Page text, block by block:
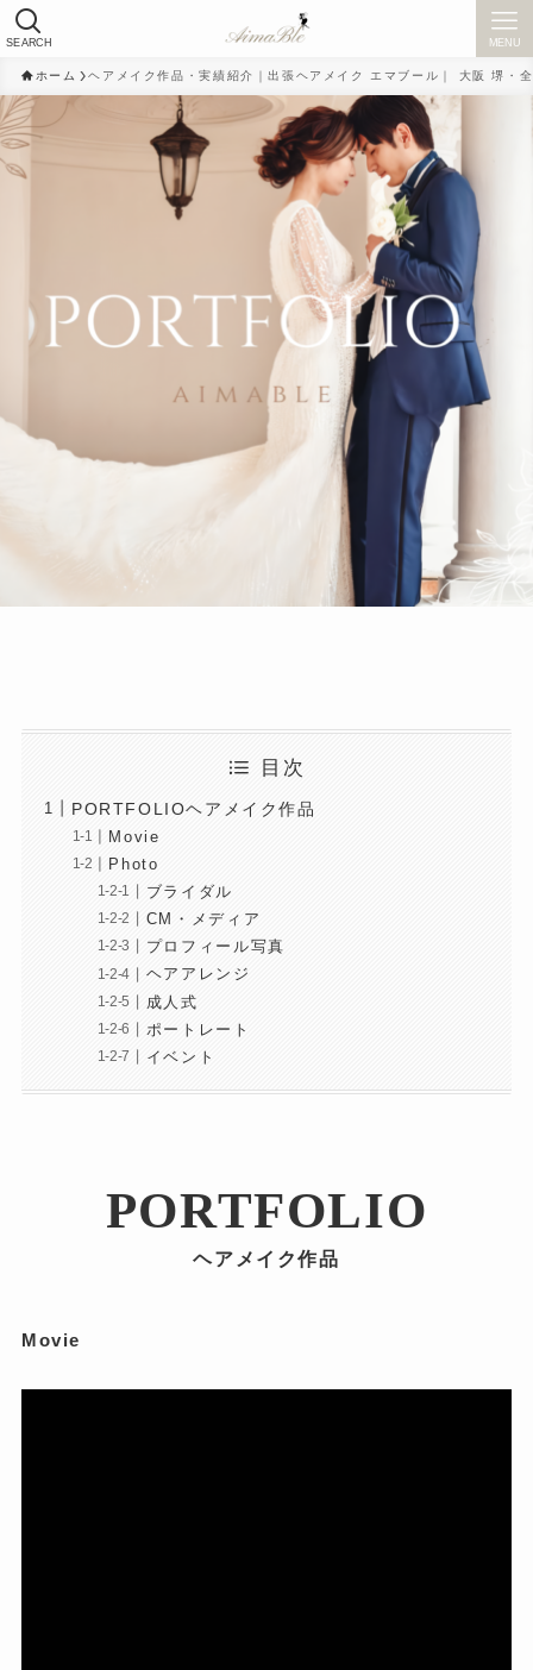
SEARCH MENU
ホーム ヘアメイク作品・実績紹介｜出張ヘアメイク エマブール｜ 大阪 堺・
目次
PORTFOLIOヘアメイク作品
Movie
Photo
ブライダル
CM・メディア
プロフィール写真
ヘアアレンジ
成人式
ポートレート
イベント
PORTFOLIO
ヘアメイク作品
Movie